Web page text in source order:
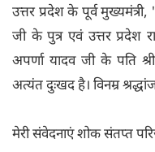
उत्तर प्रदेश के पूर्व
जी के पुत्र एवं उत्तर प्रदेश
अपर्णा यादव जी के पति
अत्यंत दुःखद है। विनम्र
मेरी संवेदनाएं शोक संतप्त